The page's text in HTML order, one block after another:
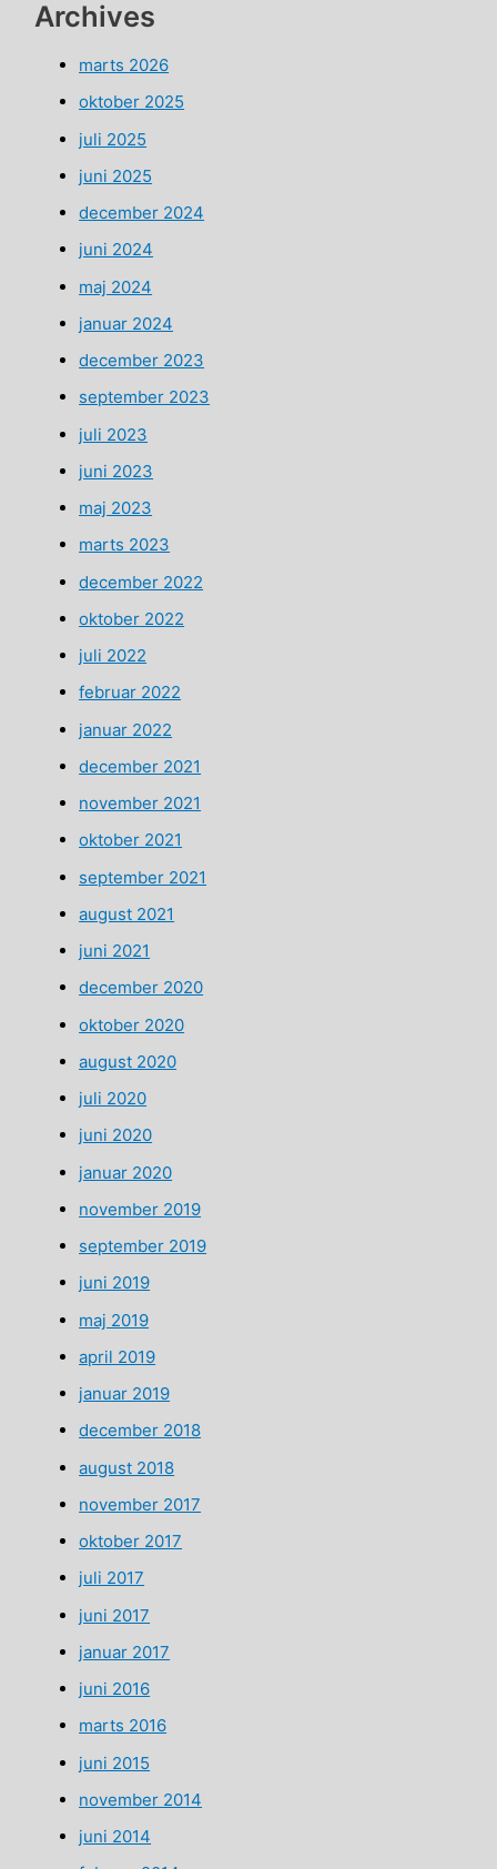
Archives
marts 2026
oktober 2025
juli 2025
juni 2025
december 2024
juni 2024
maj 2024
januar 2024
december 2023
september 2023
juli 2023
juni 2023
maj 2023
marts 2023
december 2022
oktober 2022
juli 2022
februar 2022
januar 2022
december 2021
november 2021
oktober 2021
september 2021
august 2021
juni 2021
december 2020
oktober 2020
august 2020
juli 2020
juni 2020
januar 2020
november 2019
september 2019
juni 2019
maj 2019
april 2019
januar 2019
december 2018
august 2018
november 2017
oktober 2017
juli 2017
juni 2017
januar 2017
juni 2016
marts 2016
juni 2015
november 2014
juni 2014